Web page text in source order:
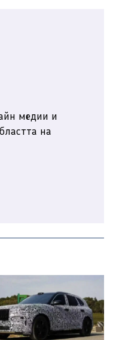
медии и
на